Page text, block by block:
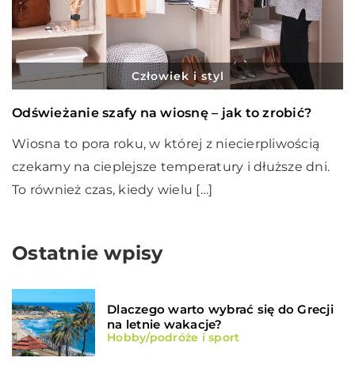
Człowiek i styl
Odświeżanie szafy na wiosnę – jak to zrobić?
Wiosna to pora roku, w której z niecierpliwością
czekamy na cieplejsze temperatury i dłuższe dni.
To również czas, kiedy wielu […]
Ostatnie wpisy
Dlaczego warto wybrać się do Grecji
na letnie wakacje?
Hobby/podróże i sport